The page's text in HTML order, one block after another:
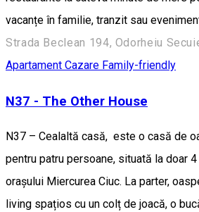
vacanțe în familie, tranzit sau
Apartament Cazare Family-friendly
N37 - The Other House
N37 – Cealaltă casă, este o casă de
pentru patru persoane, situată la doar
orașului Miercurea Ciuc. La parter,
living spațios cu un colț de joacă, o